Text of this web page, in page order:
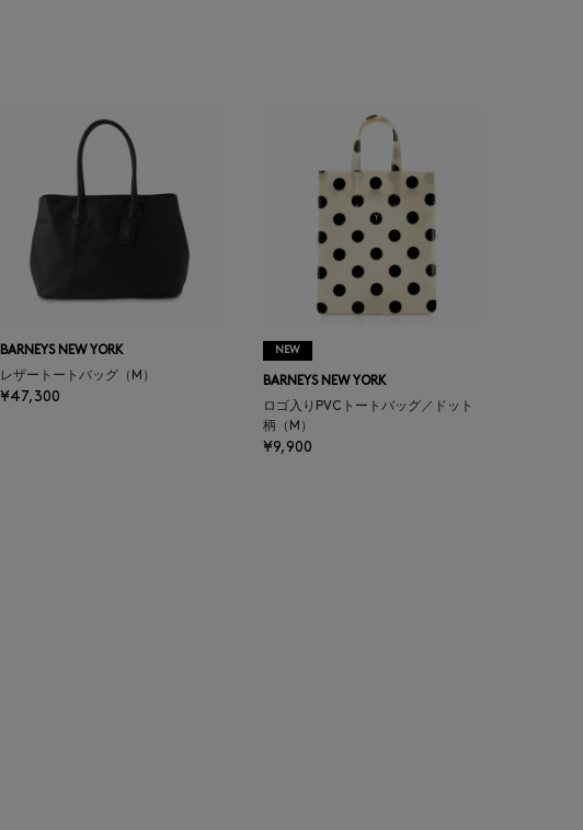
BARNEYS NEW YORK
レザートートバッグ（M）
¥47,300
NEW
BARNEYS NEW YORK
ロゴ入りPVCトートバッグ／ドット
柄（M）
¥9,900